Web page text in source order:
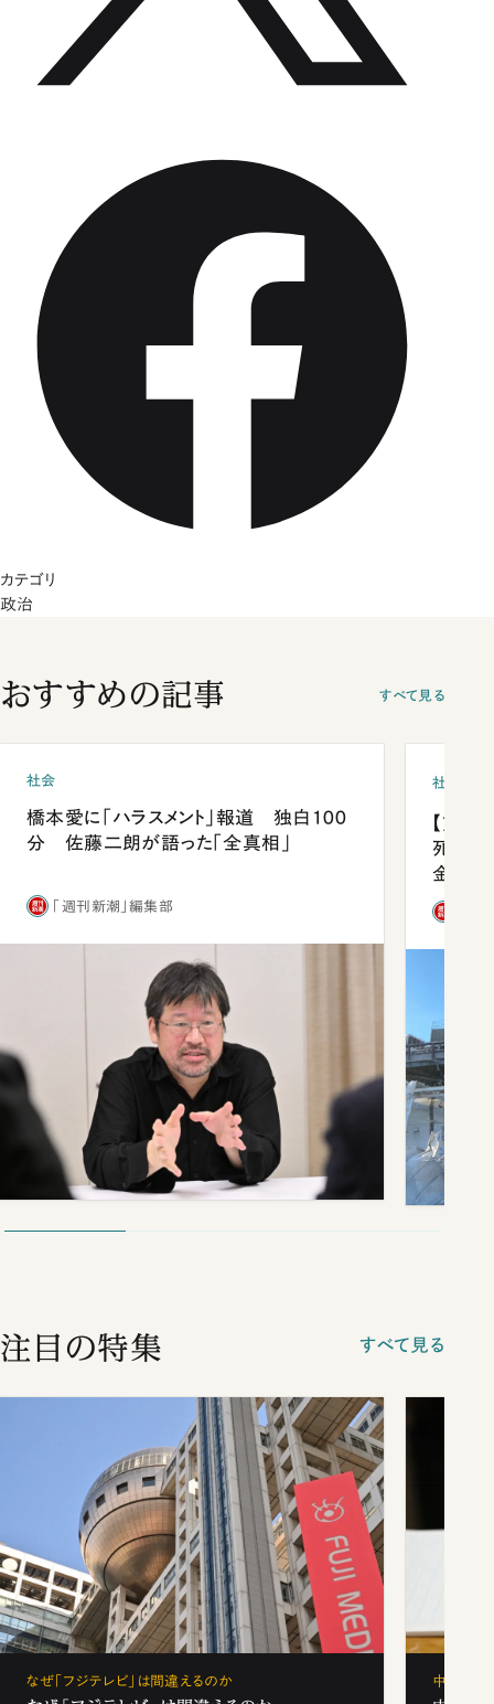
カテゴリ
政治
おすすめの記事 すべて見る
社会
橋本愛に「ハラスメント」報道 独白100
分 佐藤二朗が語った「全真相」
「週刊新潮」編集部
社会
【熊本
死を分
金」
注目の特集 すべて見る
なぜ「フジテレビ」は間違えるのか 中学受験